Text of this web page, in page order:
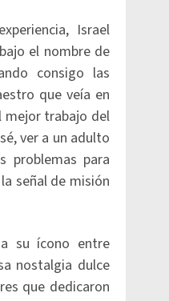
Israel
el nombre de
consigo las
que veía en
mejor trabajo del
ver a un adulto
problemas para
señal de misión
su ícono entre
nostalgia dulce
que dedicaron